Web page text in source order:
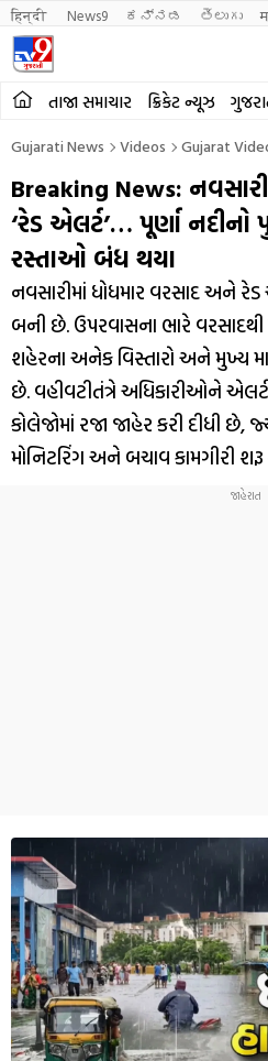
हिन्दी News9 ಕನ್ನಡ తెలుగు
તાજા સમાચાર ક્રિકેટ ન્યૂઝ
Gujarati News Videos Gujarat
Breaking News:
‘રેડ એલર્ટ’… પૂર્ણા
રસ્તાઓ બંધ થયા
નવસારીમાં ધોધમાર વરસાદ અને
બની છે. ઉપરવાસના ભારે વરસાદથી
શહેરના અનેક વિસ્તારો અને મુખ્ય
છે. વહીવટીતંત્રે અધિકારીઓને
કોલેજોમાં રજા જાહેર કરી દીધી છે,
મોનિટરિંગ અને બચાવ કામગીરી